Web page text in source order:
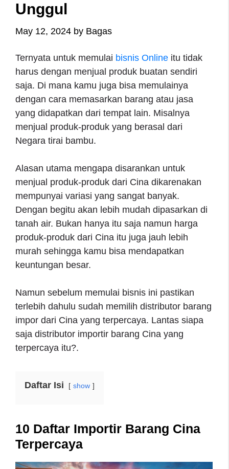
Unggul
May 12, 2024 by Bagas
Ternyata untuk memulai bisnis Online itu tidak
harus dengan menjual produk buatan sendiri
saja. Di mana kamu juga bisa memulainya
dengan cara memasarkan barang atau jasa
yang didapatkan dari tempat lain. Misalnya
menjual produk-produk yang berasal dari
Negara tirai bambu.
Alasan utama mengapa disarankan untuk
menjual produk-produk dari Cina dikarenakan
mempunyai variasi yang sangat banyak.
Dengan begitu akan lebih mudah dipasarkan di
tanah air. Bukan hanya itu saja namun harga
produk-produk dari Cina itu juga jauh lebih
murah sehingga kamu bisa mendapatkan
keuntungan besar.
Namun sebelum memulai bisnis ini pastikan
terlebih dahulu sudah memilih distributor barang
impor dari Cina yang terpercaya. Lantas siapa
saja distributor importir barang Cina yang
terpercaya itu?.
Daftar Isi show
10 Daftar Importir Barang Cina
Terpercaya